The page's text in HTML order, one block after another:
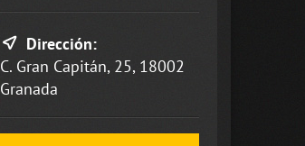
Dirección:
C. Gran Capitán, 25, 18002
Granada